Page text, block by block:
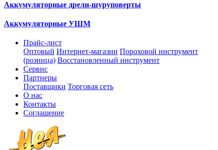
Аккумуляторные дрели-шуруповерты
Аккумуляторные УШМ
Прайс-лист
Оптовый Интернет-магазин Пороховой инструмент
(розница) Восстановленный инструмент
Сервис
Партнеры
Поставщики Торговая сеть
О нас
Контакты
Соглашение